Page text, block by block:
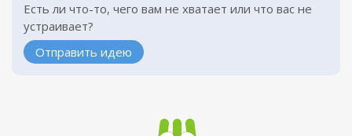
Есть ли что-то, чего вам не хватает или что вас не
устраивает?
Отправить идею